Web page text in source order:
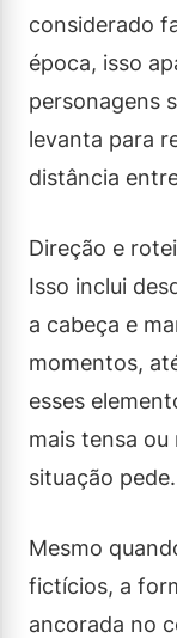
considerado
época, isso
personagens
levanta para
distância
Direção e
Isso inclui
a cabeça e
momentos,
esses
mais tensa
situação pede.
Mesmo
fictícios, a
ancorada no